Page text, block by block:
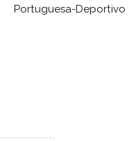
Deportivo